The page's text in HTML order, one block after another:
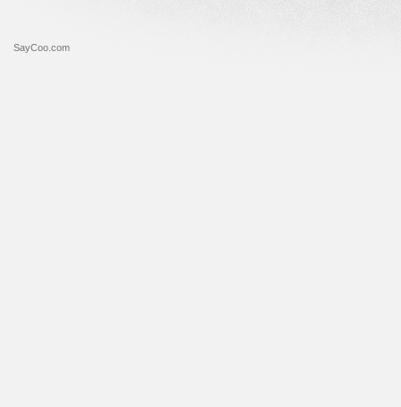
SayCoo.com